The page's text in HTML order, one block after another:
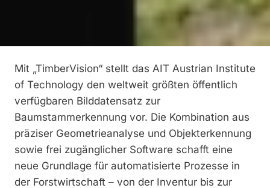
Mit „TimberVision“ stellt das AIT Austrian Institute
of Technology den weltweit größten öffentlich
verfügbaren Bilddatensatz zur
Baumstammerkennung vor. Die Kombination aus
präziser Geometrieanalyse und Objekterkennung
sowie frei zugänglicher Software schafft eine
neue Grundlage für automatisierte Prozesse in
der Forstwirtschaft – von der Inventur bis zur